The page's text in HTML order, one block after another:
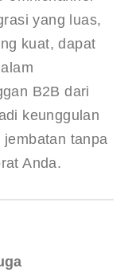
yang luas,
kuat, dapat
B2B dari
keunggulan
tanpa
Anda.